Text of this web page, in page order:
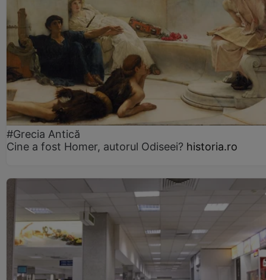
#Grecia Antică
Cine a fost Homer, autorul Odiseei? historia.ro